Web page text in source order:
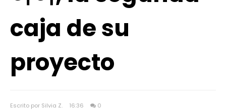
caja de su
proyecto
Escrito por Silvia Z. 16:36 0